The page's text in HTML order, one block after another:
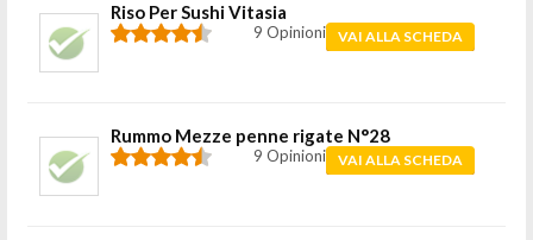
Riso Per Sushi Vitasia
9 Opinioni VAI ALLA SCHEDA
Rummo Mezze penne rigate N°28
9 Opinioni VAI ALLA SCHEDA